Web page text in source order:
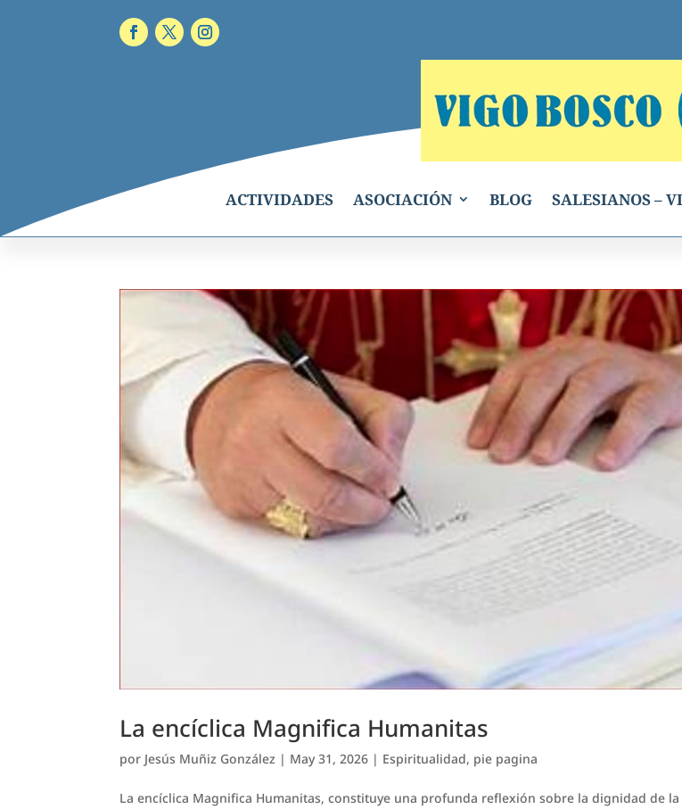
ACTIVIDADES ASOCIACIÓN BLOG SALESIANOS –
La encíclica Magnifica Humanitas
por Jesús Muñiz González | May 31, 2026 | Espiritualidad, pie pagina
La encíclica Magnifica Humanitas, constituye una profunda reflexión sobre la dignidad de